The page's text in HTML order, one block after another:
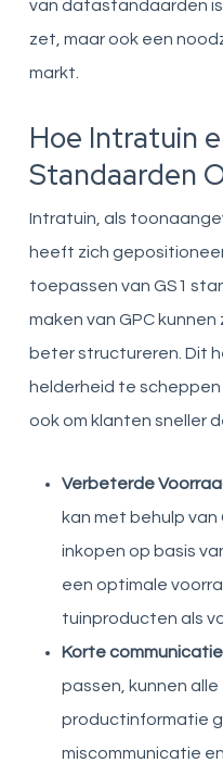
van datastandaarden
zet, maar ook een
markt.
Hoe Intratuin
Standaarden
Intratuin, als
heeft zich
toepassen van GS1
maken van GPC
beter structureren. Dit
helderheid te
ook om klanten sneller
Verbeterde
kan met behulp
inkopen op basis
een optimale
tuinproducten als
Korte
passen, kunnen
productinformatie
miscommunicatie